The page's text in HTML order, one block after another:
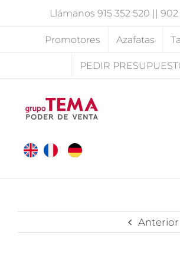
Llámanos 915 352 520 || 902
Promotores Azafatas
PEDIR
Anterior